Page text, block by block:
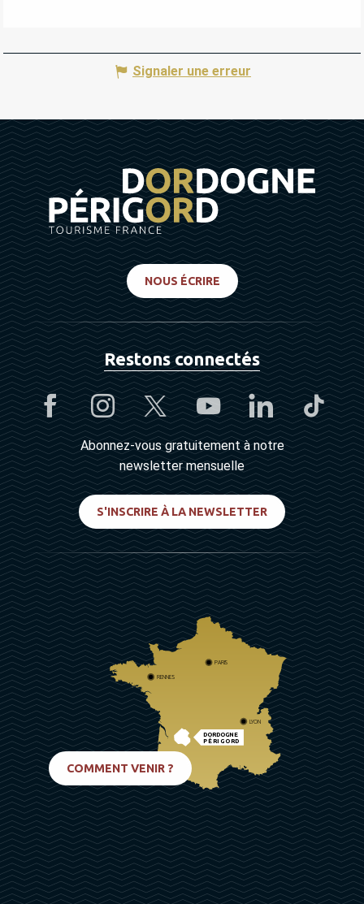
Signaler une erreur
NOUS ÉCRIRE
Restons connectés
Abonnez-vous gratuitement à notre
newsletter mensuelle
S'INSCRIRE À LA NEWSLETTER
DORDOGNE
PÉRIGORD
PARIS
RENNES
LYON
COMMENT VENIR ?